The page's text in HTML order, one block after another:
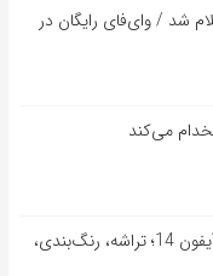
شد / وای‌فای رایگان در
می‌کند
افشای جزئیات جدیدی از سری آیفون 14؛ تراشه، رنگ‌بندی،